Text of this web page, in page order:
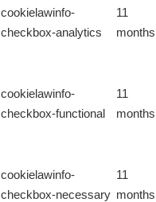
cookielawinfo-
checkbox-analytics
11
months
cookielawinfo-
checkbox-functional
11
months
cookielawinfo-
checkbox-necessary
11
months